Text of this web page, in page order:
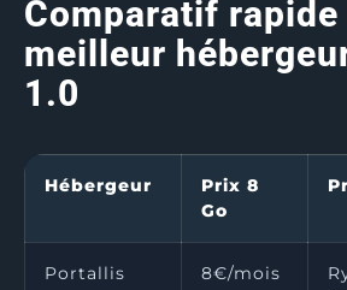
Comparatif
meilleur
1.0
Hébergeur
Prix 8
Go
Portallis 8€/mois